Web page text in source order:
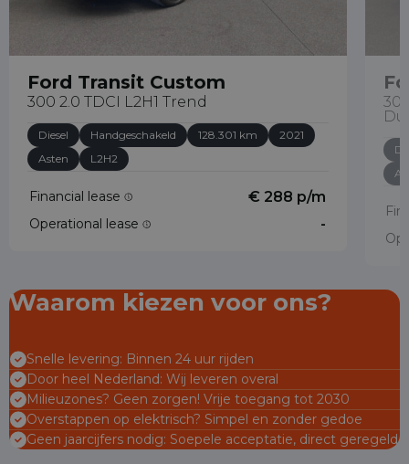
Ford Transit Custom
300 2.0 TDCI L2H1 Trend
Diesel Handgeschakeld 128.301 km
2021
Asten
L2H2
Financial lease € 288 p/m
Operational lease -
Waarom kiezen voor ons?
Snelle levering: Binnen 24 uur rijden
Door heel Nederland: Wij leveren overal
Milieuzones? Geen zorgen! Vrije toegang tot 2030
Overstappen op elektrisch? Simpel en zonder gedoe
Geen jaarcijfers nodig: Soepele acceptatie, direct geregeld